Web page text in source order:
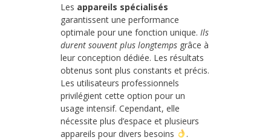
Les appareils spécialisés
garantissent une performance
optimale pour une fonction unique. Ils
durent souvent plus longtemps grâce à
leur conception dédiée. Les résultats
obtenus sont plus constants et précis.
Les utilisateurs professionnels
privilégient cette option pour un
usage intensif. Cependant, elle
nécessite plus d’espace et plusieurs
appareils pour divers besoins
.